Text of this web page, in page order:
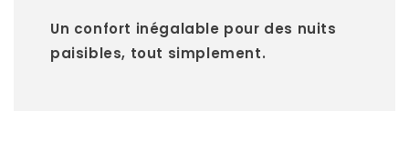
Un confort inégalable pour des nuits
paisibles, tout simplement.